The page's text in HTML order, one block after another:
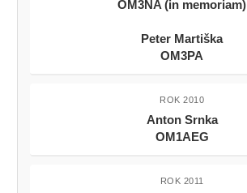
OM3NA (in memoriam)
Peter Martiška
OM3PA
ROK 2010
Anton Srnka
OM1AEG
ROK 2011